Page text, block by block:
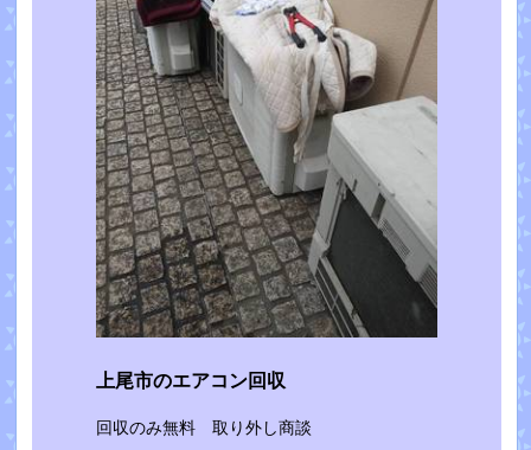
上尾市のエアコン回収
回収のみ無料 取り外し商談